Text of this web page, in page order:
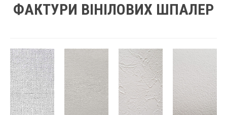
ФАКТУРИ ВІНІЛОВИХ ШПАЛЕР